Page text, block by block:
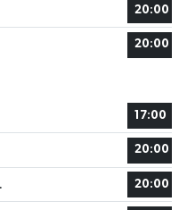
20:00
20:00
17:00
20:00
20:00